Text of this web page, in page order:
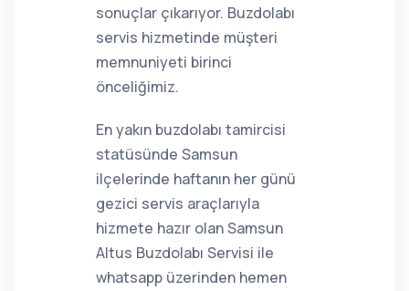
sonuçlar çıkarıyor. Buzdolabı
servis hizmetinde müşteri
memnuniyeti birinci
önceliğimiz.
En yakın buzdolabı tamircisi
statüsünde Samsun
ilçelerinde haftanın her günü
gezici servis araçlarıyla
hizmete hazır olan Samsun
Altus Buzdolabı Servisi ile
whatsapp üzerinden hemen